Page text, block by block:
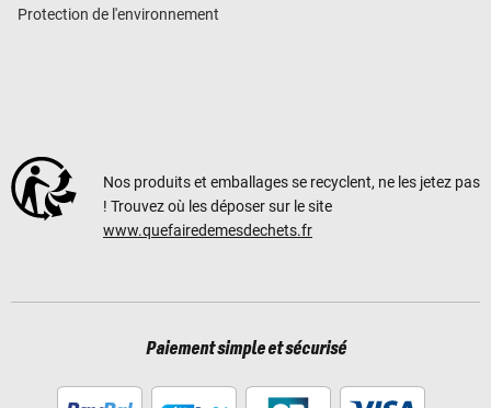
Protection de l'environnement
Nos produits et emballages se recyclent, ne les jetez pas
! Trouvez où les déposer sur le site
www.quefairedemesdechets.fr
Paiement simple et sécurisé